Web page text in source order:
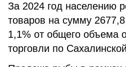
За 2024 год населению
товаров на сумму
1,1% от общего объема
торговли по